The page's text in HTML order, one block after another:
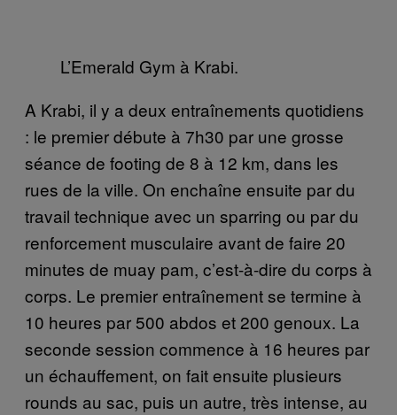
L’Emerald Gym à Krabi.
A Krabi, il y a deux entraînements quotidiens
: le premier débute à 7h30 par une grosse
séance de footing de 8 à 12 km, dans les
rues de la ville. On enchaîne ensuite par du
travail technique avec un sparring ou par du
renforcement musculaire avant de faire 20
minutes de muay pam, c’est-à-dire du corps à
corps. Le premier entraînement se termine à
10 heures par 500 abdos et 200 genoux. La
seconde session commence à 16 heures par
un échauffement, on fait ensuite plusieurs
rounds au sac, puis un autre, très intense, au